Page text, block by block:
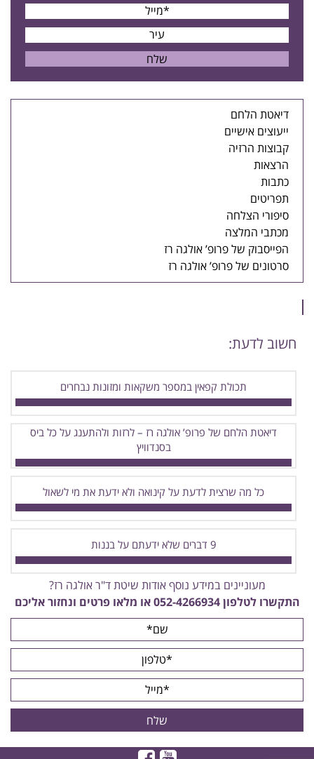
דיאטת הלחם
ייעוצים אישיים
קבוצות הרזיה
הרצאות
כתבות
תפריטים
סיפורי הצלחה
מכתבי המלצה
הפייסבוק של פרופ’ אולגה רז
סרטונים של פרופ’ אולגה רז
חשוב לדעת:
תכולת קפאין במספר משקאות ומזונות נבחרים
דיאטת הלחם של פרופ’ אולגה רז – לרזות ולהתענג על כל ביס
בסנדוויץ
כל מה שרצית לדעת על קינואה ולא ידעת את מי לשאול
9 דברים שלא ידעתם על בננות
מעוניינים במידע נוסף אודות שיטת ד"ר אולגה רז?
התקשרו לטלפון052-4266934 או מלאו פרטים ונחזור אליכם